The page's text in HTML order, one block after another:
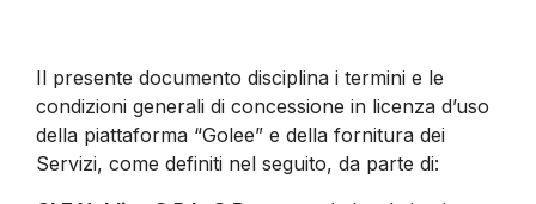
Il presente documento disciplina i termini e le
condizioni generali di concessione in licenza d’uso
della piattaforma “Golee” e della fornitura dei
Servizi, come definiti nel seguito, da parte di: